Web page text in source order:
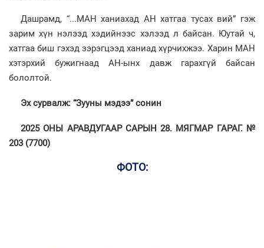
Дашрамд, “...МАН ханиахад АН хатгаа тусах вий” гэж
зарим хүн нэлээд хэдийнээс хэлээд л байсан. Юутай ч,
хатгаа биш гэхэд зэрэгцээд ханиад хүрчихжээ. Харин МАН
хэтэрхий бужигнаад АН-ынх давж гарахгүй байсан
бололтой.
Эх сурвалж: “Зууны мэдээ” сонин
2025 ОНЫ АРАВДУГААР САРЫН 28. МЯГМАР ГАРАГ. №
203 (7700)
ФОТО: